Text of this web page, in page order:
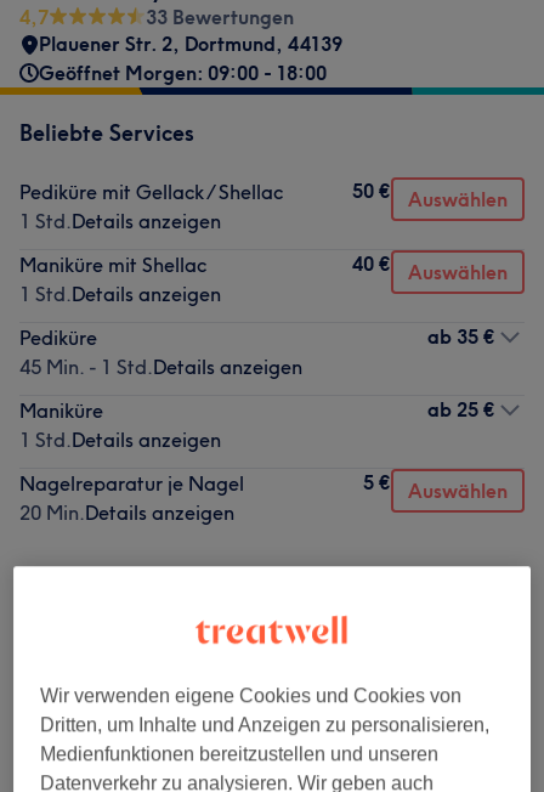
4,7
33 Bewertungen
Plauener Str. 2, Dortmund, 44139
Geöffnet Morgen: 09:00 - 18:00
Beliebte Services
Pediküre mit Gellack / Shellac
1 Std.Details anzeigen
50 € Auswählen
Maniküre mit Shellac
1 Std.Details anzeigen
40 € Auswählen
Pediküre
45 Min. - 1 Std.Details anzeigen
ab 35 €
Maniküre
1 Std.Details anzeigen
ab 25 €
Nagelreparatur je Nagel
20 Min.Details anzeigen
5 € Auswählen
Nagelmodellage (4 ) ab 15 €
Wir verwenden eigene Cookies und Cookies von
Dritten, um Inhalte und Anzeigen zu personalisieren,
Medienfunktionen bereitzustellen und unseren
Datenverkehr zu analysieren. Wir geben auch